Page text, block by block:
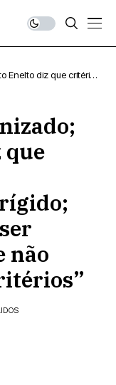
Enelto diz que critérios
que
não